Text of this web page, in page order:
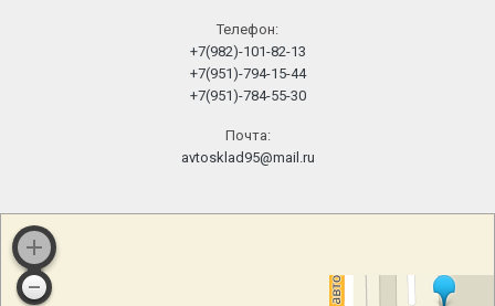
Телефон:
+7(982)-101-82-13
+7(951)-794-15-44
+7(951)-784-55-30
Почта:
avtosklad95@mail.ru